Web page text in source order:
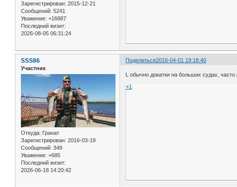
Зарегистрирован: 2015-12-21
Сообщений: 5241
Уважение: +16887
Последний визит:
2026-08-05 06:31:24
Поделиться2016-04-01 19:18:40
SSS86
Участник
Откуда: Гранат
Зарегистрирован: 2016-03-19
Сообщений: 349
Уважение: +685
Последний визит:
2026-06-18 14:20:42
L обычно докатки на больших судах,
+1